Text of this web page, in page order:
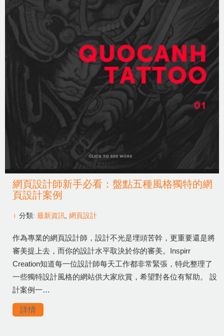
網頁設計師新手必看：盤點五種風格獨特的網
頁設計案例
分類: 最新資訊 網頁設計
作為專業的網頁設計師，設計不光是埋頭苦幹，更重要還是將
審美提上去，而你的設計水平取決於你的審美。Inspirr
Creation知道每一位設計師每天工作都非常緊張，特此整理了
一些獨特設計風格的網站供大家欣賞，希望對各位有幫助。 設
計案例一…
詳情